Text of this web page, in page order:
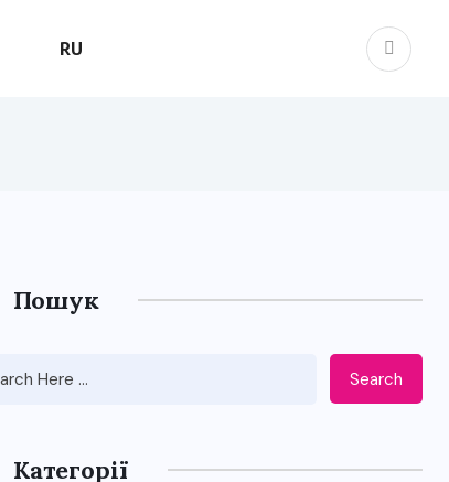
RU
Пошук
Search
Категорії